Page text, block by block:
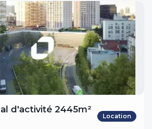
d'activité 2445m²
Location